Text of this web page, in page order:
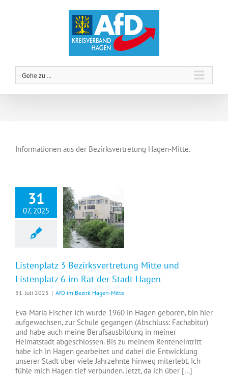
Gehe zu ...
Informationen aus der Bezirksvertretung Hagen-Mitte.
31
07, 2025
Listenplatz 3 Bezirksvertretung Mitte und
Listenplatz 6 im Rat der Stadt Hagen
31. Juli 2025 | AfD im Bezirk Hagen-Mitte
Eva-Maria Fischer Ich wurde 1960 in Hagen geboren, bin hier
aufgewachsen, zur Schule gegangen (Abschluss: Fachabitur)
und habe auch meine Berufsausbildung in meiner
Heimatstadt abgeschlossen. Bis zu meinem Renteneintritt
habe ich in Hagen gearbeitet und dabei die Entwicklung
unserer Stadt über viele Jahrzehnte hinweg miterlebt. Ich
fühle mich Hagen tief verbunden. Jetzt, da ich über [...]